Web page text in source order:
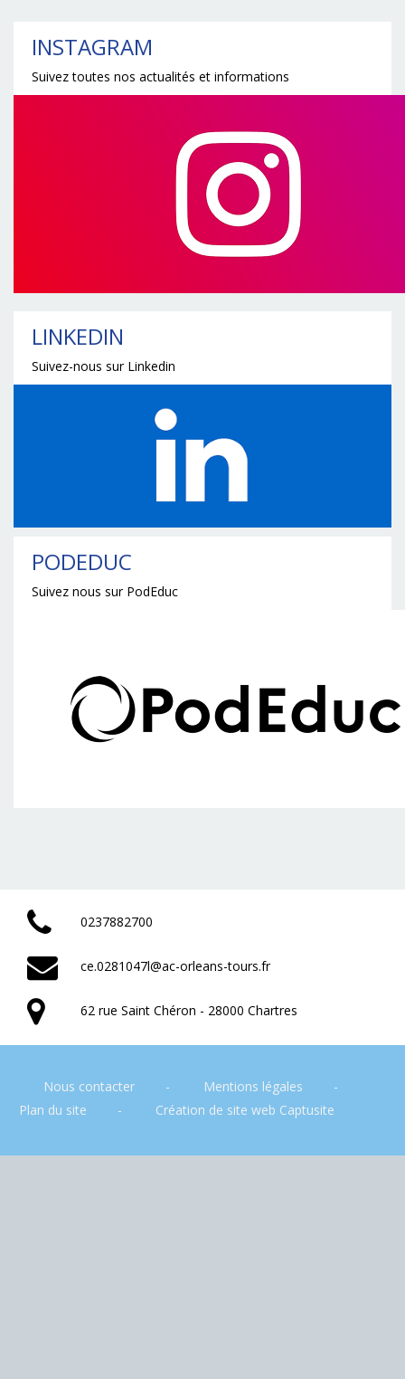
INSTAGRAM
Suivez toutes nos actualités et informations
LINKEDIN
Suivez-nous sur Linkedin
PODEDUC
Suivez nous sur PodEduc
0237882700
ce.0281047l@ac-orleans-tours.fr
62 rue Saint Chéron - 28000 Chartres
Nous contacter
Mentions légales
Plan du site
Création de site web Captusite